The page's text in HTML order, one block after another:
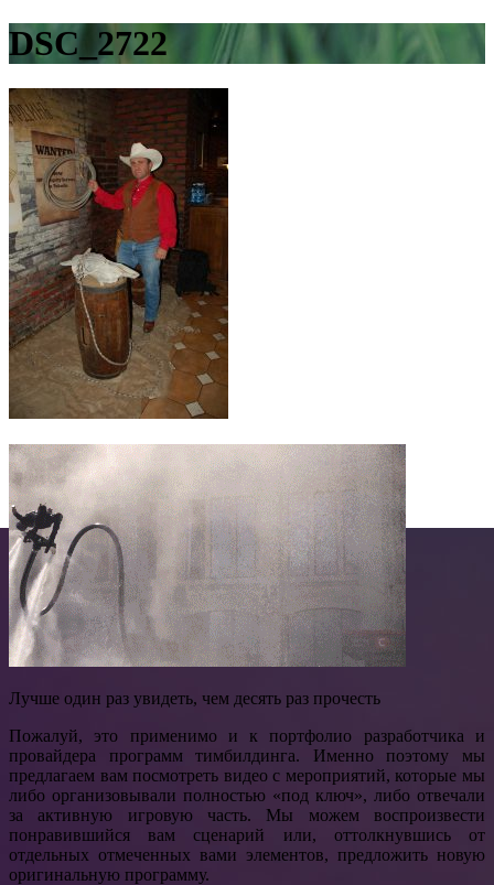
DSC_2722
Лучше один раз увидеть, чем десять раз прочесть
Пожалуй, это применимо и к портфолио разработчика и
провайдера программ тимбилдинга. Именно поэтому мы
предлагаем вам посмотреть видео с мероприятий, которые мы
либо организовывали полностью «под ключ», либо отвечали
за активную игровую часть. Мы можем воспроизвести
понравившийся вам сценарий или, оттолкнувшись от
отдельных отмеченных вами элементов, предложить новую
оригинальную программу.